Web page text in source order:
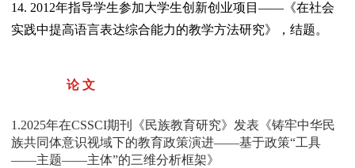
14. 2012年指导学生参加大学生创新创业项目——《在社会
实践中提高语言表达综合能力的教学方法研究》，结题。
论 文
1.2025年在CSSCI期刊《民族教育研究》发表《铸牢中华民
族共同体意识视域下的教育政策演进——基于政策“工具
——主题——主体”的三维分析框架》